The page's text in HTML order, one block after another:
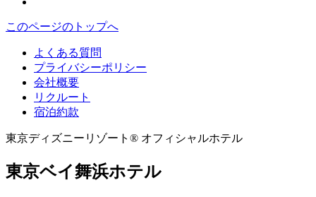
このページのトップへ
よくある質問
プライバシーポリシー
会社概要
リクルート
宿泊約款
東京ディズニーリゾート® オフィシャルホテル
東京ベイ舞浜ホテル